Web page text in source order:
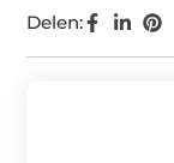
Delen: